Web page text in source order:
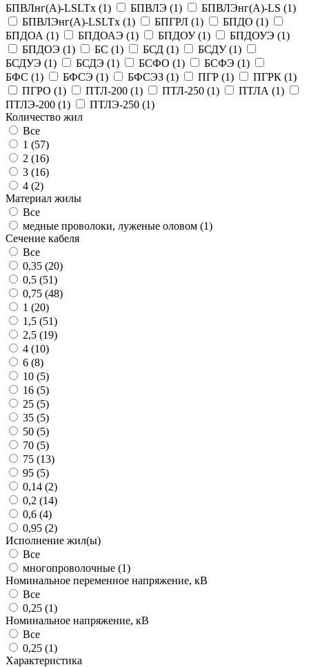
БПВЛнг(A)-LSLTx (1) БПВЛЭ (1) БПВЛЭнг(A)-LS (1)
БПВЛЭнг(A)-LSLTx (1) БПГРЛ (1) БПДО (1)
БПДОА (1) БПДОАЭ (1) БПДОУ(1) БПДОУЭ (1)
БПДОЭ (1) БС (1) БСД (1) БСДУ(1)
БСДУЭ (1) БСДЭ (1) БСФО (1) БСФЭ (1)
БФС (1) БФСЭ (1) БФСЭЗ (1) ПГР (1) ПГРК (1)
ПГРО (1) ПТЛ-200 (1) ПТЛ-250 (1) ПТЛА (1)
ПТЛЭ-200 (1) ПТЛЭ-250 (1)
Количество жил
Все
1 (57)
2 (16)
3 (16)
4 (2)
Материал жилы
Все
медные проволоки, луженые оловом (1)
Сечение кабеля
Все
0,35 (20)
0,5 (51)
0,75 (48)
1 (20)
1,5 (51)
2,5 (19)
4 (10)
6 (8)
10 (5)
16 (5)
25 (5)
35 (5)
50 (5)
70 (5)
75 (13)
95 (5)
0,14 (2)
0,2 (14)
0,6 (4)
0,95 (2)
Исполнение жил(ы)
Все
многопроволочные (1)
Номинальное переменное напряжение, кВ
Все
0,25 (1)
Номинальное напряжение, кВ
Все
0,25 (1)
Характеристика